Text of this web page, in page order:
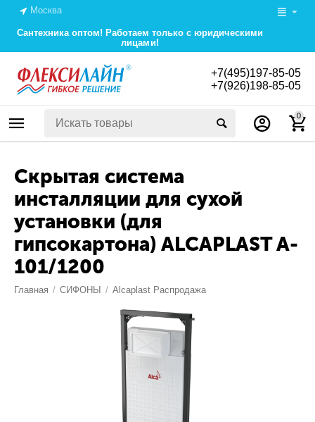
Москва
Сантехника оптом! Работаем только с юридическими
лицами!
+7(495)197-85-05
+7(926)198-85-05
0
Скрытая система
инсталляции для сухой
установки (для
гипсокартона) ALCAPLAST A-
101/1200
Главная / СИФОНЫ / Alcaplast Распродажа